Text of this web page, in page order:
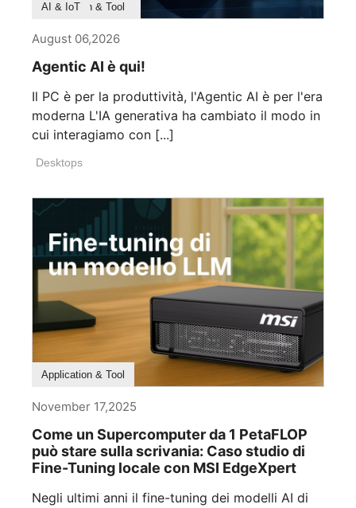
Product Feature
Survey & Research
Application & Tool
AI & IoT
August 06,2026
Agentic AI è qui!
Il PC è per la produttività, l'Agentic AI è per l'era
moderna L'IA generativa ha cambiato il modo in
cui interagiamo con [...]
Desktops
Application & Tool
November 17,2025
Come un Supercomputer da 1 PetaFLOP
può stare sulla scrivania: Caso studio di
Fine-Tuning locale con MSI EdgeXpert
Negli ultimi anni il fine-tuning dei modelli AI di